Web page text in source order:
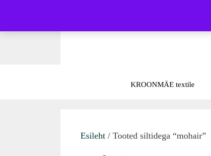
content
KROONMÄE textile
Esileht / Tooted siltidega “mohair”